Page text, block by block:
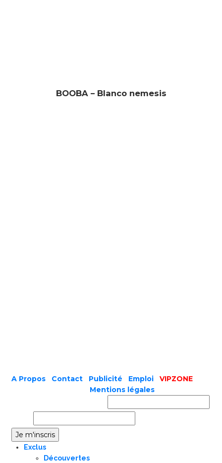
BOOBA – Blanco nemesis
A Propos Contact Publicité Emploi
VIPZONE
Mentions légales
Exclus
Découvertes